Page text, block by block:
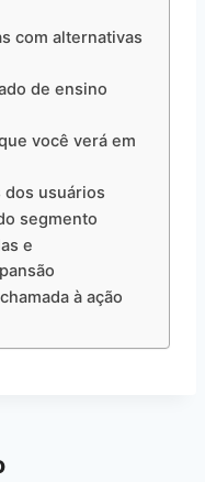
com alternativas
de ensino
você verá em
usuários
segmento
e
à ação